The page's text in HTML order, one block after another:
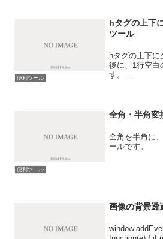
便利ツール
hタグの上下
ツール
hタグの上下
後に、1行空白
す。
function(e) { if
便利ツール
全角・半角変
全角を半角に
ールです。
画像の背景透